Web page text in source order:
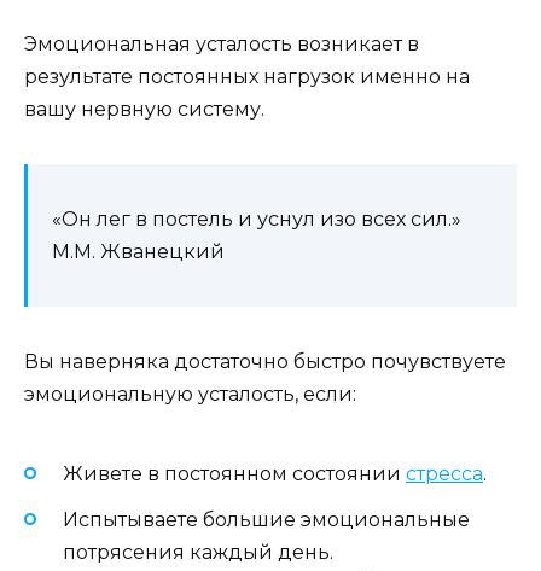
Эмоциональная усталость возникает в
результате постоянных нагрузок именно на
вашу нервную систему.
«Он лег в постель и уснул изо всех сил.»
М.М. Жванецкий
Вы наверняка достаточно быстро почувствуете
эмоциональную усталость, если:
Живете в постоянном состоянии стресса.
Испытываете большие эмоциональные
потрясения каждый день.